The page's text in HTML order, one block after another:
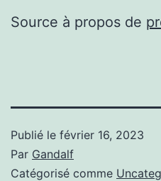
Source à propos de
Publié le février 16, 2023
Par Gandalf
Catégorisé comme